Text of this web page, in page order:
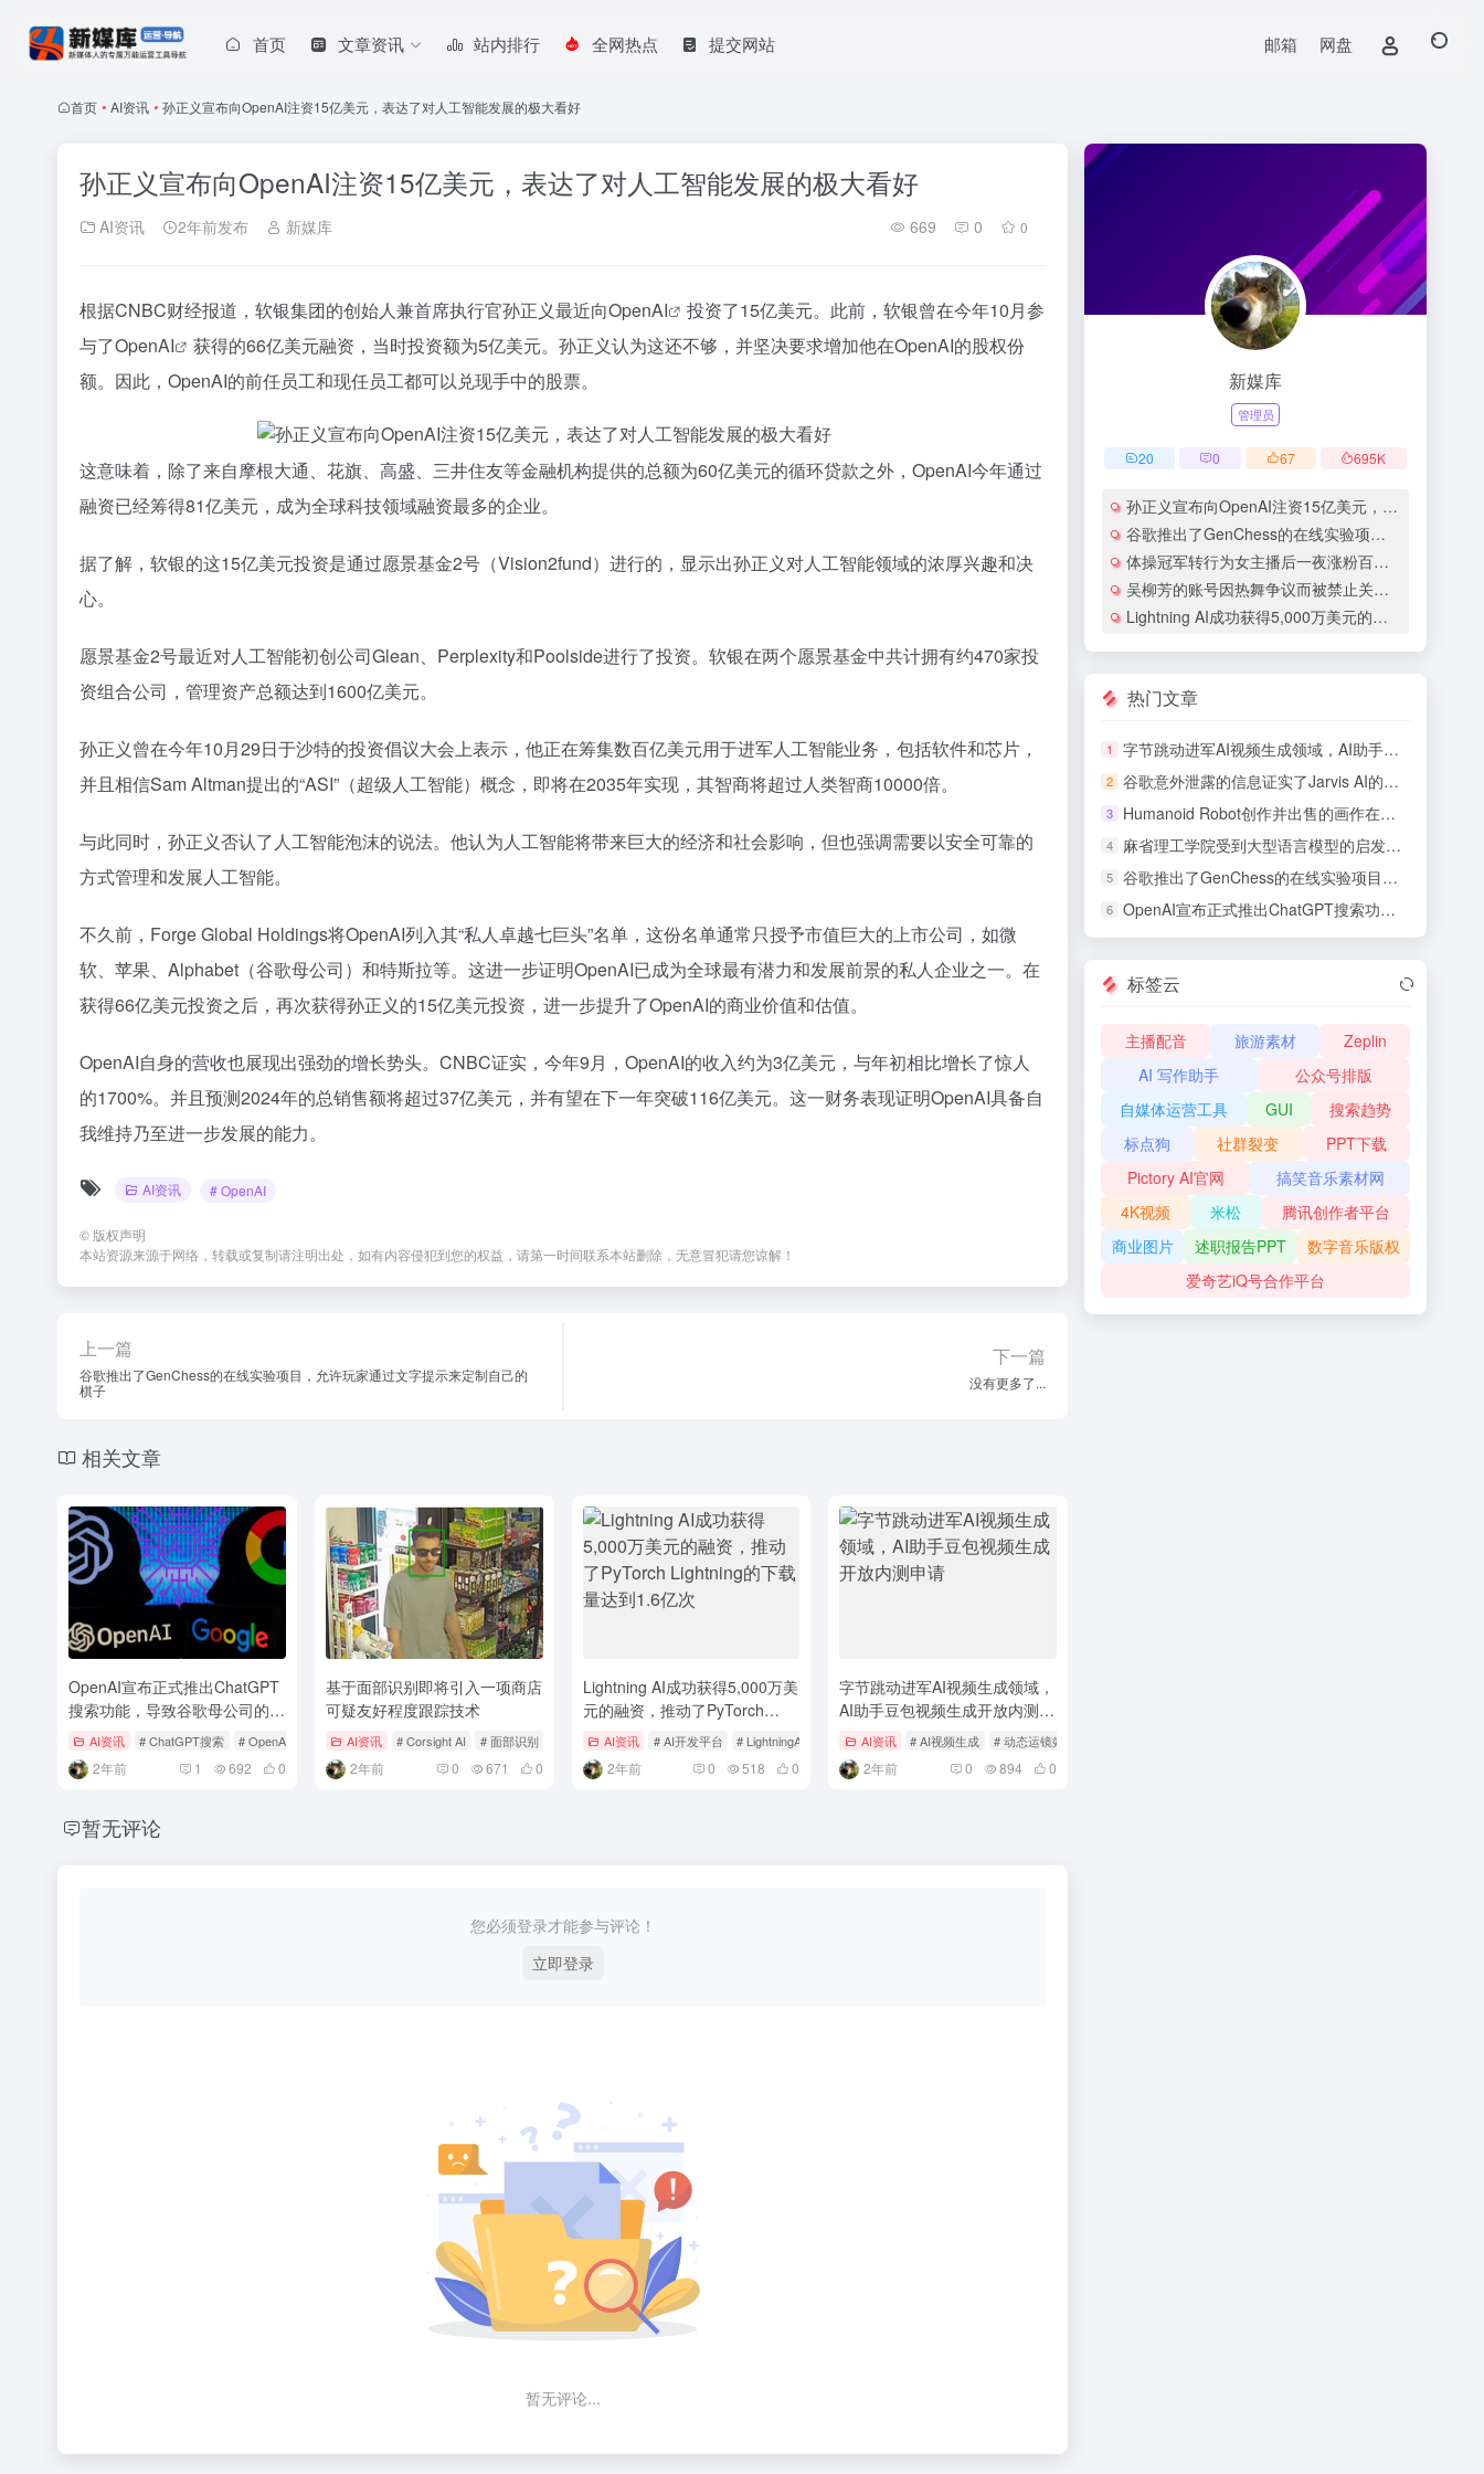
首页 文章资讯 站内排行 全网热点 提交网站 邮箱 网盘
首页 • AI资讯 • 孙正义宣布向OpenAI注资15亿美元，表达了对人工智能发展的极大看好
孙正义宣布向OpenAI注资15亿美元，表达了对人工智能发展的极大看好
AI资讯 2年前发布 新媒库 669 0 0
根据CNBC财经报道，软银集团的创始人兼首席执行官孙正义最近向OpenAI
投资了15亿美元。此前，软银曾在今年10月参
与了OpenAI
获得的66亿美元融资，当时投资额为5亿美元。孙正义认为这还不够，并坚决要求增加他在OpenAI的股权份
额。因此，OpenAI的前任员工和现任员工都可以兑现手中的股票。
这意味着，除了来自摩根大通、花旗、高盛、三井住友等金融机构提供的总额为60亿美元的循环贷款之外，OpenAI今年通过
融资已经筹得81亿美元，成为全球科技领域融资最多的企业。
据了解，软银的这15亿美元投资是通过愿景基金2号（Vision2fund）进行的，显示出孙正义对人工智能领域的浓厚兴趣和决
心。
愿景基金2号最近对人工智能初创公司Glean、Perplexity和Poolside进行了投资。软银在两个愿景基金中共计拥有约470家投
资组合公司，管理资产总额达到1600亿美元。
孙正义曾在今年10月29日于沙特的投资倡议大会上表示，他正在筹集数百亿美元用于进军人工智能业务，包括软件和芯片，
并且相信Sam Altman提出的“ASI”（超级人工智能）概念，即将在2035年实现，其智商将超过人类智商10000倍。
与此同时，孙正义否认了人工智能泡沫的说法。他认为人工智能将带来巨大的经济和社会影响，但也强调需要以安全可靠的
方式管理和发展人工智能。
不久前，Forge Global Holdings将OpenAI列入其“私人卓越七巨头”名单，这份名单通常只授予市值巨大的上市公司，如微
软、苹果、Alphabet（谷歌母公司）和特斯拉等。这进一步证明OpenAI已成为全球最有潜力和发展前景的私人企业之一。在
获得66亿美元投资之后，再次获得孙正义的15亿美元投资，进一步提升了OpenAI的商业价值和估值。
OpenAI自身的营收也展现出强劲的增长势头。CNBC证实，今年9月，OpenAI的收入约为3亿美元，与年初相比增长了惊人
的1700%。并且预测2024年的总销售额将超过37亿美元，并有望在下一年突破116亿美元。这一财务表现证明OpenAI具备自
我维持乃至进一步发展的能力。
AI资讯 # OpenAI
© 版权声明
本站资源来源于网络，转载或复制请注明出处，如有内容侵犯到您的权益，请第一时间联系本站删除，无意冒犯请您谅解！
上一篇
谷歌推出了GenChess的在线实验项目，允许玩家通过文字提示来定制自己的
棋子
下一篇
没有更多了...
相关文章
OpenAI宣布正式推出ChatGPT
搜索功能，导致谷歌母公司的股
价下跌了近2%
AI资讯 # ChatGPT搜索 # OpenAI # 人工智能
2年前 1 692 0
基于面部识别即将引入一项商店
可疑友好程度跟踪技术
AI资讯 # Corsight AI # 面部识别
2年前 0 671 0
Lightning AI成功获得5,000万美
元的融资，推动了PyTorch
Lightning的下载量达到1.6亿次
AI资讯 # AI开发平台 # LightningAI # PyTorchLightning
2年前 0 518 0
字节跳动进军AI视频生成领域，
AI助手豆包视频生成开放内测申
请 AI资讯 # AI视频生成 # 动态运镜效果
2年前 0 894 0
暂无评论
您必须登录才能参与评论！
立即登录
暂无评论...
新媒库
管理员
20 0 67 695K
孙正义宣布向OpenAI注资15亿美元，表达了对人工智能发展的极大看好
谷歌推出了GenChess的在线实验项目，允许玩家通过文字提示来定制自己的棋子
体操冠军转行为女主播后一夜涨粉百万，因与擦边界线接近而遭到网友的怒斥
吴柳芳的账号因热舞争议而被禁止关注 争议后涨粉超百万
Lightning AI成功获得5,000万美元的融资，推动了PyTorch Lightning的下载量达到1.6亿次
热门文章
1 字节跳动进军AI视频生成领域，AI助手豆包视频生成开放内测申请
2 谷歌意外泄露的信息证实了Jarvis AI的真实存在的
3 Humanoid Robot创作并出售的画作在拍卖中以超过100万美元的价格成交
4 麻省理工学院受到大型语言模型的启发的方法 旨在教授机器人全新的技能
5 谷歌推出了GenChess的在线实验项目，允许玩家通过文字提示来定制自己的棋子
6 OpenAI宣布正式推出ChatGPT搜索功能，导致谷歌母公司的股价下跌了近2%
标签云
主播配音 旅游素材
Zeplin
AI 写作助手
公众号排版
自媒体运营工具
GUI
搜索趋势
标点狗
社群裂变
PPT下载
Pictory AI官网
搞笑音乐素材网
4K视频
米松
腾讯创作者平台
商业图片
述职报告PPT
数字音乐版权
爱奇艺iQ号合作平台